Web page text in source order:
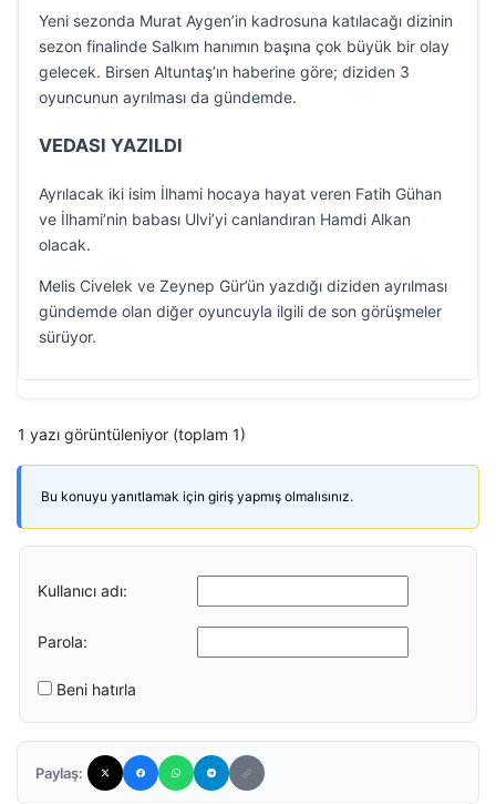
Yeni sezonda Murat Aygen’in kadrosuna katılacağı dizinin
sezon finalinde Salkım hanımın başına çok büyük bir olay
gelecek. Birsen Altuntaş’ın haberine göre; diziden 3
oyuncunun ayrılması da gündemde.
VEDASI YAZILDI
Ayrılacak iki isim İlhami hocaya hayat veren Fatih Gühan
ve İlhami’nin babası Ulvi’yi canlandıran Hamdi Alkan
olacak.
Melis Civelek ve Zeynep Gür’ün yazdığı diziden ayrılması
gündemde olan diğer oyuncuyla ilgili de son görüşmeler
sürüyor.
1 yazı görüntüleniyor (toplam 1)
Bu konuyu yanıtlamak için giriş yapmış olmalısınız.
Kullanıcı adı:
Parola:
Beni hatırla
Paylaş: